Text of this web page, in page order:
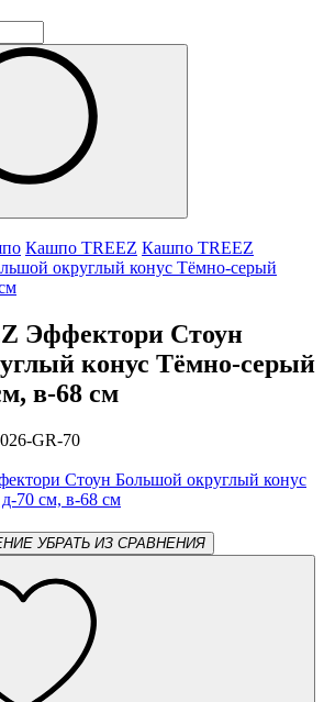
Кашпо TREEZ Кашпо TREEZ
округлый конус Тёмно-серый
Эффектори Стоун
конус Тёмно-серый
в-68 см
GR-70
УБРАТЬ ИЗ СРАВНЕНИЯ